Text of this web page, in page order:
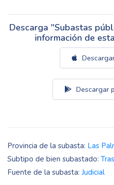
Descarga "Subastas
información de
Descargar
Provincia de la subasta: Las
Subtipo de bien subastado:
Fuente de la subasta: Judicial